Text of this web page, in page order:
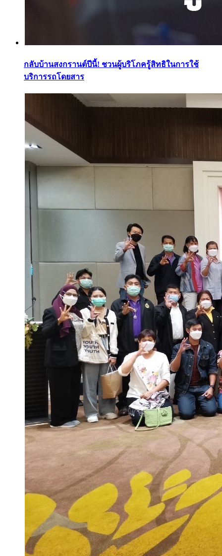
กลับบ้านสงกรานต์ปีนี้! ชวนผู้บริโภครู้สิทธิในการใช้
บริการรถโดยสาร